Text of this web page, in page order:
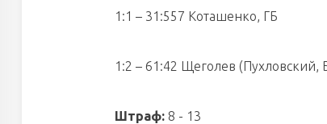
1:1 – 31:557 Коташенко, ГБ
1:2 – 61:42 Щеголев (Пухловский,
Штраф: 8 - 13